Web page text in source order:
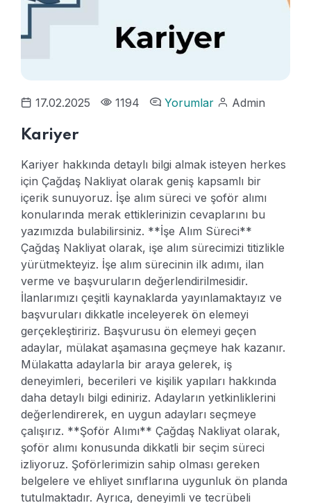
17.02.2025 1194 Yorumlar Admin
Kariyer
Kariyer hakkında detaylı bilgi almak isteyen herkes
için Çağdaş Nakliyat olarak geniş kapsamlı bir
içerik sunuyoruz. İşe alım süreci ve şoför alımı
konularında merak ettiklerinizin cevaplarını bu
yazımızda bulabilirsiniz. **İşe Alım Süreci**
Çağdaş Nakliyat olarak, işe alım sürecimizi titizlikle
yürütmekteyiz. İşe alım sürecinin ilk adımı, ilan
verme ve başvuruların değerlendirilmesidir.
İlanlarımızı çeşitli kaynaklarda yayınlamaktayız ve
başvuruları dikkatle inceleyerek ön elemeyi
gerçekleştiririz. Başvurusu ön elemeyi geçen
adaylar, mülakat aşamasına geçmeye hak kazanır.
Mülakatta adaylarla bir araya gelerek, iş
deneyimleri, becerileri ve kişilik yapıları hakkında
daha detaylı bilgi ediniriz. Adayların yetkinliklerini
değerlendirerek, en uygun adayları seçmeye
çalışırız. **Şoför Alımı** Çağdaş Nakliyat olarak,
şoför alımı konusunda dikkatli bir seçim süreci
izliyoruz. Şoförlerimizin sahip olması gereken
belgelere ve ehliyet sınıflarına uygunluk ön planda
tutulmaktadır. Ayrıca, deneyimli ve tecrübeli